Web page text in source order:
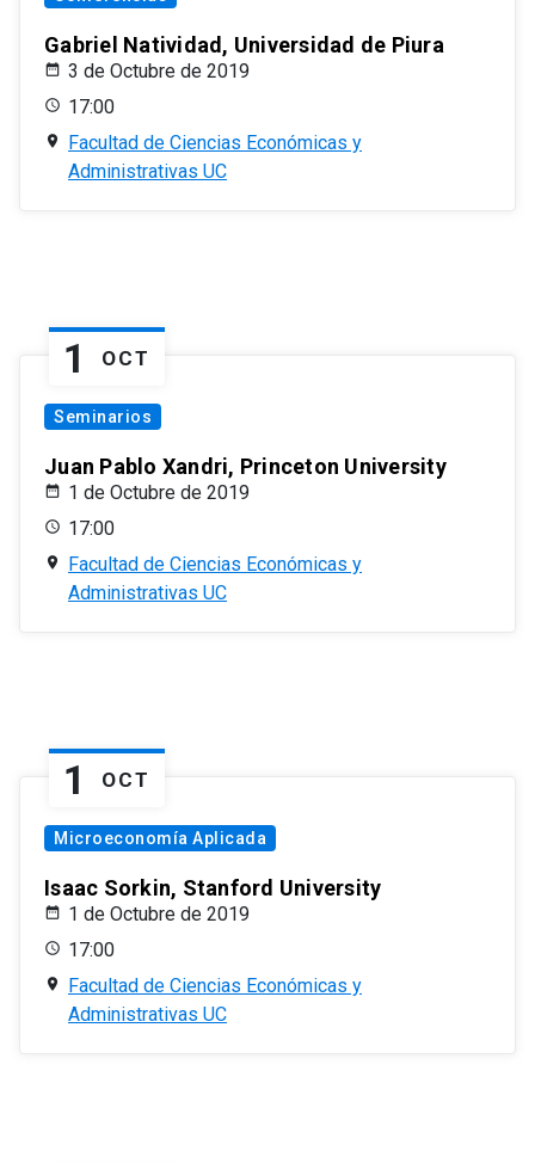
Gabriel Natividad, Universidad de Piura
3 de Octubre de 2019
17:00
Facultad de Ciencias Económicas y
Administrativas UC
1 OCT
Seminarios
Juan Pablo Xandri, Princeton University
1 de Octubre de 2019
17:00
Facultad de Ciencias Económicas y
Administrativas UC
1 OCT
Microeconomía Aplicada
Isaac Sorkin, Stanford University
1 de Octubre de 2019
17:00
Facultad de Ciencias Económicas y
Administrativas UC